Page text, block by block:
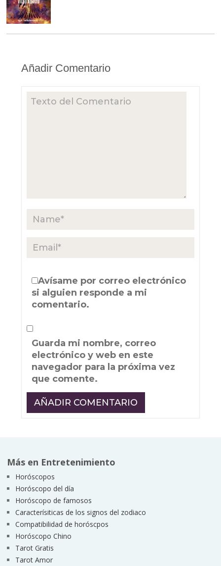
Añadir Comentario
Avísame por correo electrónico
si alguien responde a mi
comentario.
Guarda mi nombre, correo
electrónico y web en este
navegador para la próxima vez
que comente.
Más en Entretenimiento
Horóscopos
Horóscopo del día
Horóscopo de famosos
Caracterísiticas de los signos del zodiaco
Compatibilidad de horóscpos
Horóscopo Chino
Tarot Gratis
Tarot Amor